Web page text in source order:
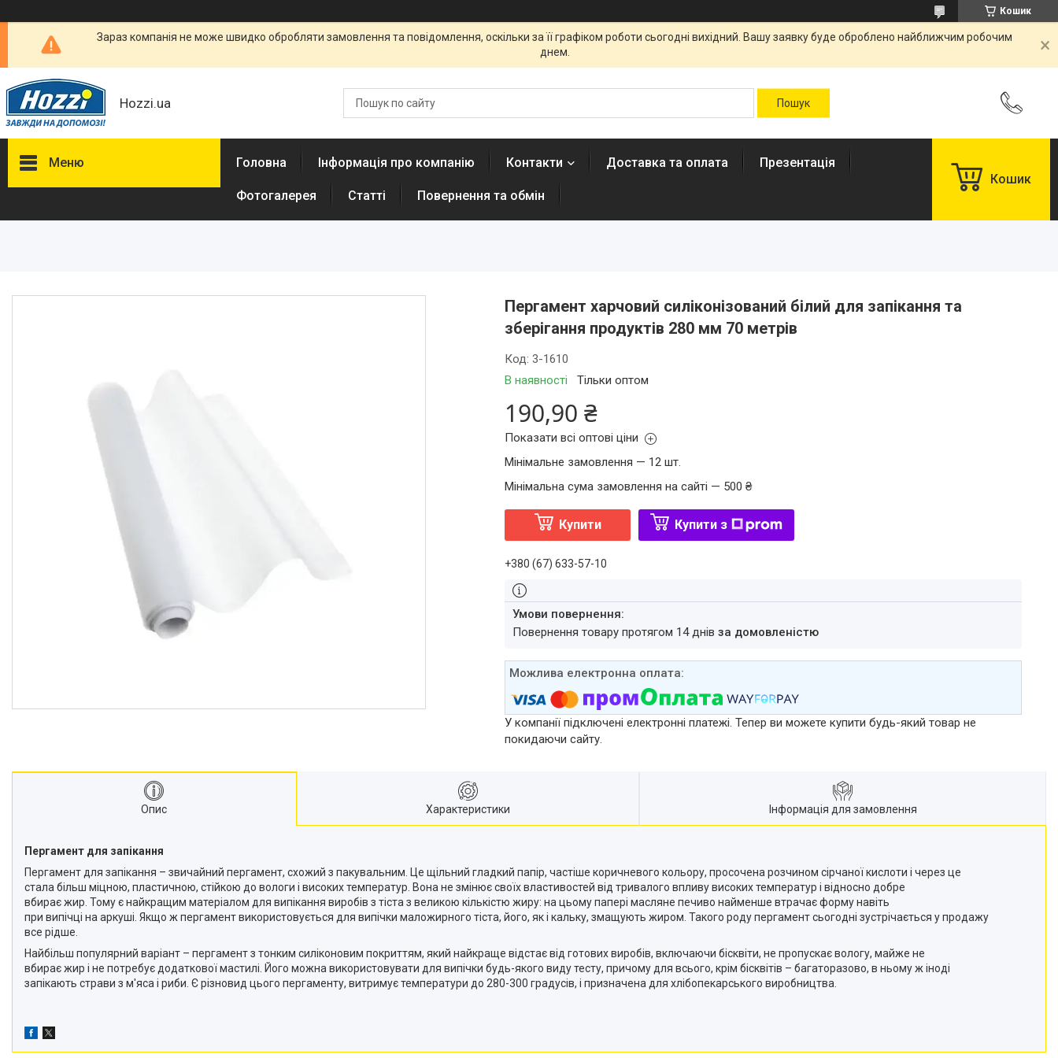
Кошик
Зараз компанія не може швидко обробляти замовлення та повідомлення, оскільки за її графіком роботи сьогодні вихідний. Вашу заявку буде оброблено найближчим робочим
днем.
Hozzi.ua
Меню
Стретч плівка для пакування
та зберігання харчових
продуктів
прибирання
Губки кухонні для миття посуду
та поверхонь, мочалки для
Кухонний скребок для миття
Скотч, липка стрічка,
Головна Інформація про компанію Контакти Доставка та оплата Презентація
Фотогалерея Статті Повернення та обмін
Кошик
Пергамент харчовий силіконізований білий для запікання та
зберігання продуктів 280 мм 70 метрів
В наявності Тільки оптом
Код:3-1610
190,90 ₴
Мінімальне замовлення — 12 шт.
Показати всі оптові ціни
Мінімальна сума замовлення на сайті — 500 ₴
Купити Купити з
+380 (67) 633-57-10
повернення товару протягом 14 днівза домовленістю
У компанії підключені електронні платежі. Тепер ви можете купити будь-який товар не
покидаючи сайту.
Опис Характеристики Інформація для замовлення
Пергамент для запікання
Пергамент для запікання – звичайний пергамент, схожий з пакувальним. Це щільний гладкий папір, частіше коричневого кольору, просочена розчином сірчаної кислоти і через це
стала більш міцною, пластичною, стійкою до вологи і високих температур. Вона не змінює своїх властивостей від тривалого впливу високих температур і відносно добре
вбирає жир. Тому є найкращим матеріалом для випікання виробів з тіста з великою кількістю жиру: на цьому папері масляне печиво найменше втрачає форму навіть
при випічці на аркуші. Якщо ж пергамент використовується для випічки маложирного тіста, його, як і кальку, змащують жиром. Такого роду пергамент сьогодні зустрічається у продажу
все рідше.
Найбільш популярний варіант – пергамент з тонким силіконовим покриттям, який найкраще відстає від готових виробів, включаючи бісквіти, не пропускає вологу, майже не
вбирає жир і не потребує додаткової мастилі. Його можна використовувати для випічки будь-якого виду тесту, причому для всього, крім бісквітів – багаторазово, в ньому ж іноді
запікають страви з м'яса і риби. Є різновид цього пергаменту, витримує температури до 280-300 градусів, і призначена для хлібопекарського виробництва.